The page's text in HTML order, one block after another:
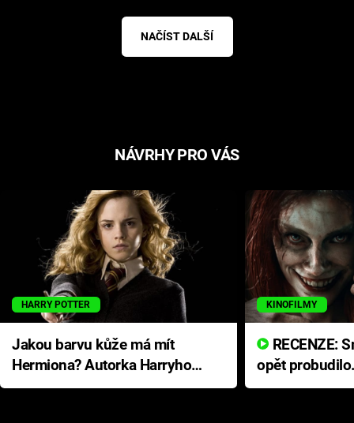
NAČÍST DALŠÍ
NÁVRHY PRO VÁS
HARRY POTTER
Jakou barvu kůže má mít
Hermiona? Autorka Harryho
Pottera přišla s ráznou
KINOFILMY
opět
přichází s